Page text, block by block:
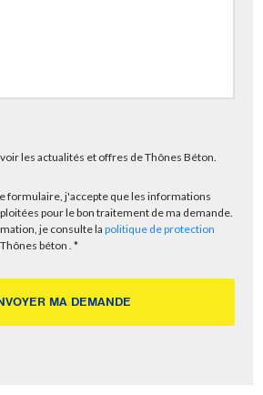
les actualités et offres de Thônes Béton.
formulaire, j'accepte que les informations
pour le bon traitement de ma demande.
je consulte lapolitique de protection
béton . *